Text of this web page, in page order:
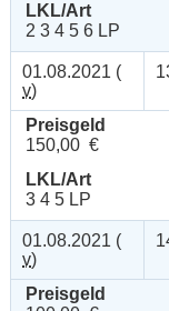
LKL/Art
2 3 4 5 6 LP
01.08.2021 (
v)
Preisgeld
150,00 €
LKL/Art
3 4 5 LP
01.08.2021 (
v)
Preisgeld